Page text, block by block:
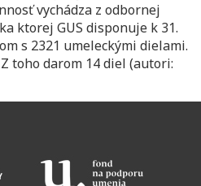
vychádza z odbornej
ktorej GUS disponuje k 31.
s 2321 umeleckými dielami.
toho darom 14 diel (autori: